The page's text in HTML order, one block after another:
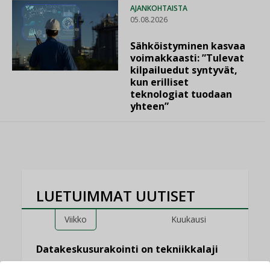
AJANKOHTAISTA
05.08.2026
Sähköistyminen kasvaa
voimakkaasti: ”Tulevat
kilpailuedut syntyvät,
kun erilliset
teknologiat tuodaan
yhteen”
LUETUIMMAT UUTISET
Viikko Kuukausi
Datakeskusurakointi on tekniikkalaji
LEHDEN ARTIKKELIT